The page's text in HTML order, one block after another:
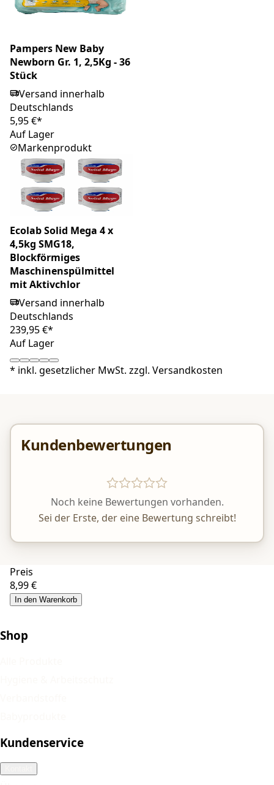
Pampers New Baby
Newborn Gr. 1, 2,5Kg - 36
Stück
Versand innerhalb
Deutschlands
5,95 €*
Auf Lager
Markenprodukt
Ecolab Solid Mega 4 x
4,5kg SMG18,
Blockförmiges
Maschinenspülmittel
mit Aktivchlor
Versand innerhalb
Deutschlands
239,95 €*
Auf Lager
* inkl. gesetzlicher MwSt. zzgl. Versandkosten
Kundenbewertungen
Noch keine Bewertungen vorhanden.
Sei der Erste, der eine Bewertung schreibt!
Preis
8,99 €
In den Warenkorb
Shop
Kundenservice